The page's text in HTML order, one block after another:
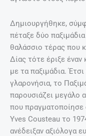
Δημιουργήθηκε,
πέταξε δύο
θαλάσσιο τέρας που
Δίας τότε έριξε
με τα παξιμάδια.
γλαρονήσια, το
παρουσιάζει μεγάλο
που
Yves Cousteau το
ανέδειξαν αξιόλογα